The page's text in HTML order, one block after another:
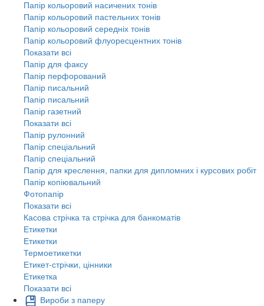
Папір кольоровий насичених тонів
Папір кольоровий пастельних тонів
Папір кольоровий середніх тонів
Папір кольоровий флуоресцентних тонів
Показати всі
Папір для факсу
Папір перфорований
Папір писальний
Папір писальний
Папір газетний
Показати всі
Папір рулонний
Папір спеціальний
Папір спеціальний
Папір для креслення, папки для дипломних і курсових робіт
Папір копіювальний
Фотопапір
Показати всі
Касова стрічка та стрічка для банкоматів
Етикетки
Етикетки
Термоетикетки
Етикет-стрічки, цінники
Етикетка
Показати всі
Вироби з паперу